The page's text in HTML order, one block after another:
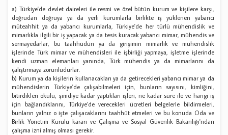
a) Türkiye'de devlet daireleri ile resmi ve özel bütün kurum ve kişilere karşı,
doğrudan doğruya ya da yerli kurumlarla birlikte iş yüklenen yabancı
müteahhit ya da yabancı kurumlarla, Türkiye'de her türlü mühendislik ve
mimarlıkla ilgili bir iş yapacak ya da tesis kuracak yabancı mimar, mühendis ve
sermayedarlar, bu taahhüdün ya da girişimin mimarlık ve mühendislik
işlerinde Türk mimar ve mühendisleri ile işbirliği yapmaya, işletme işlerinde
kendi uzman elemanları yanında, Türk mühendis ya da mimarlarını da
çalıştırmaya zorunludurlar.
b) Kurum ya da kişilerin kullanacakları ya da getirecekleri yabancı mimar ya da
mühendislerin Türkiye'de çalışabilmeleri için, bunların sayısını, kimliğini,
bitirdikleri okulu, şimdiye kadar yaptıkları işleri, ne kadar süre ile ve hangi iş
için bağlandıklarını, Türkiye'de verecekleri ücretleri belgelerle bildirmeleri,
bunların yalnız o işte çalışacaklarını taahhüt etmeleri ve bu konuda Oda ve
Birlik Yönetim Kurulu kararı ve Çalışma ve Sosyal Güvenlik Bakanlığı'ndan
çalışma izni almış olması gerekir.